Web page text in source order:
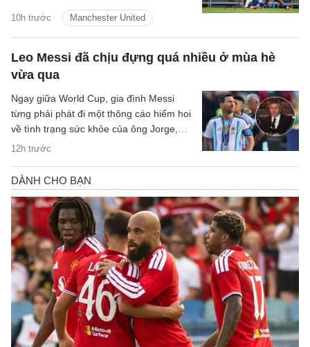
10h trước Manchester United
một pha xoay người đúng lúc, một đường
chuyền tưởng như giản đơn nhưng mở ra
cả khoảng trời phía trước. Youri
Tielemans là kiểu tiền vệ như thế.
Leo Messi đã chịu đựng quá nhiều ở mùa hè
vừa qua
12h trước
Ngay giữa World Cup, gia đình Messi
từng phải phát đi một thông cáo hiếm hoi
về tình trạng sức khỏe của ông Jorge,
đồng thời kêu gọi truyền thông và công
tính nhân văn trước những thông tin liên
quan đến sức khỏe của một con người.